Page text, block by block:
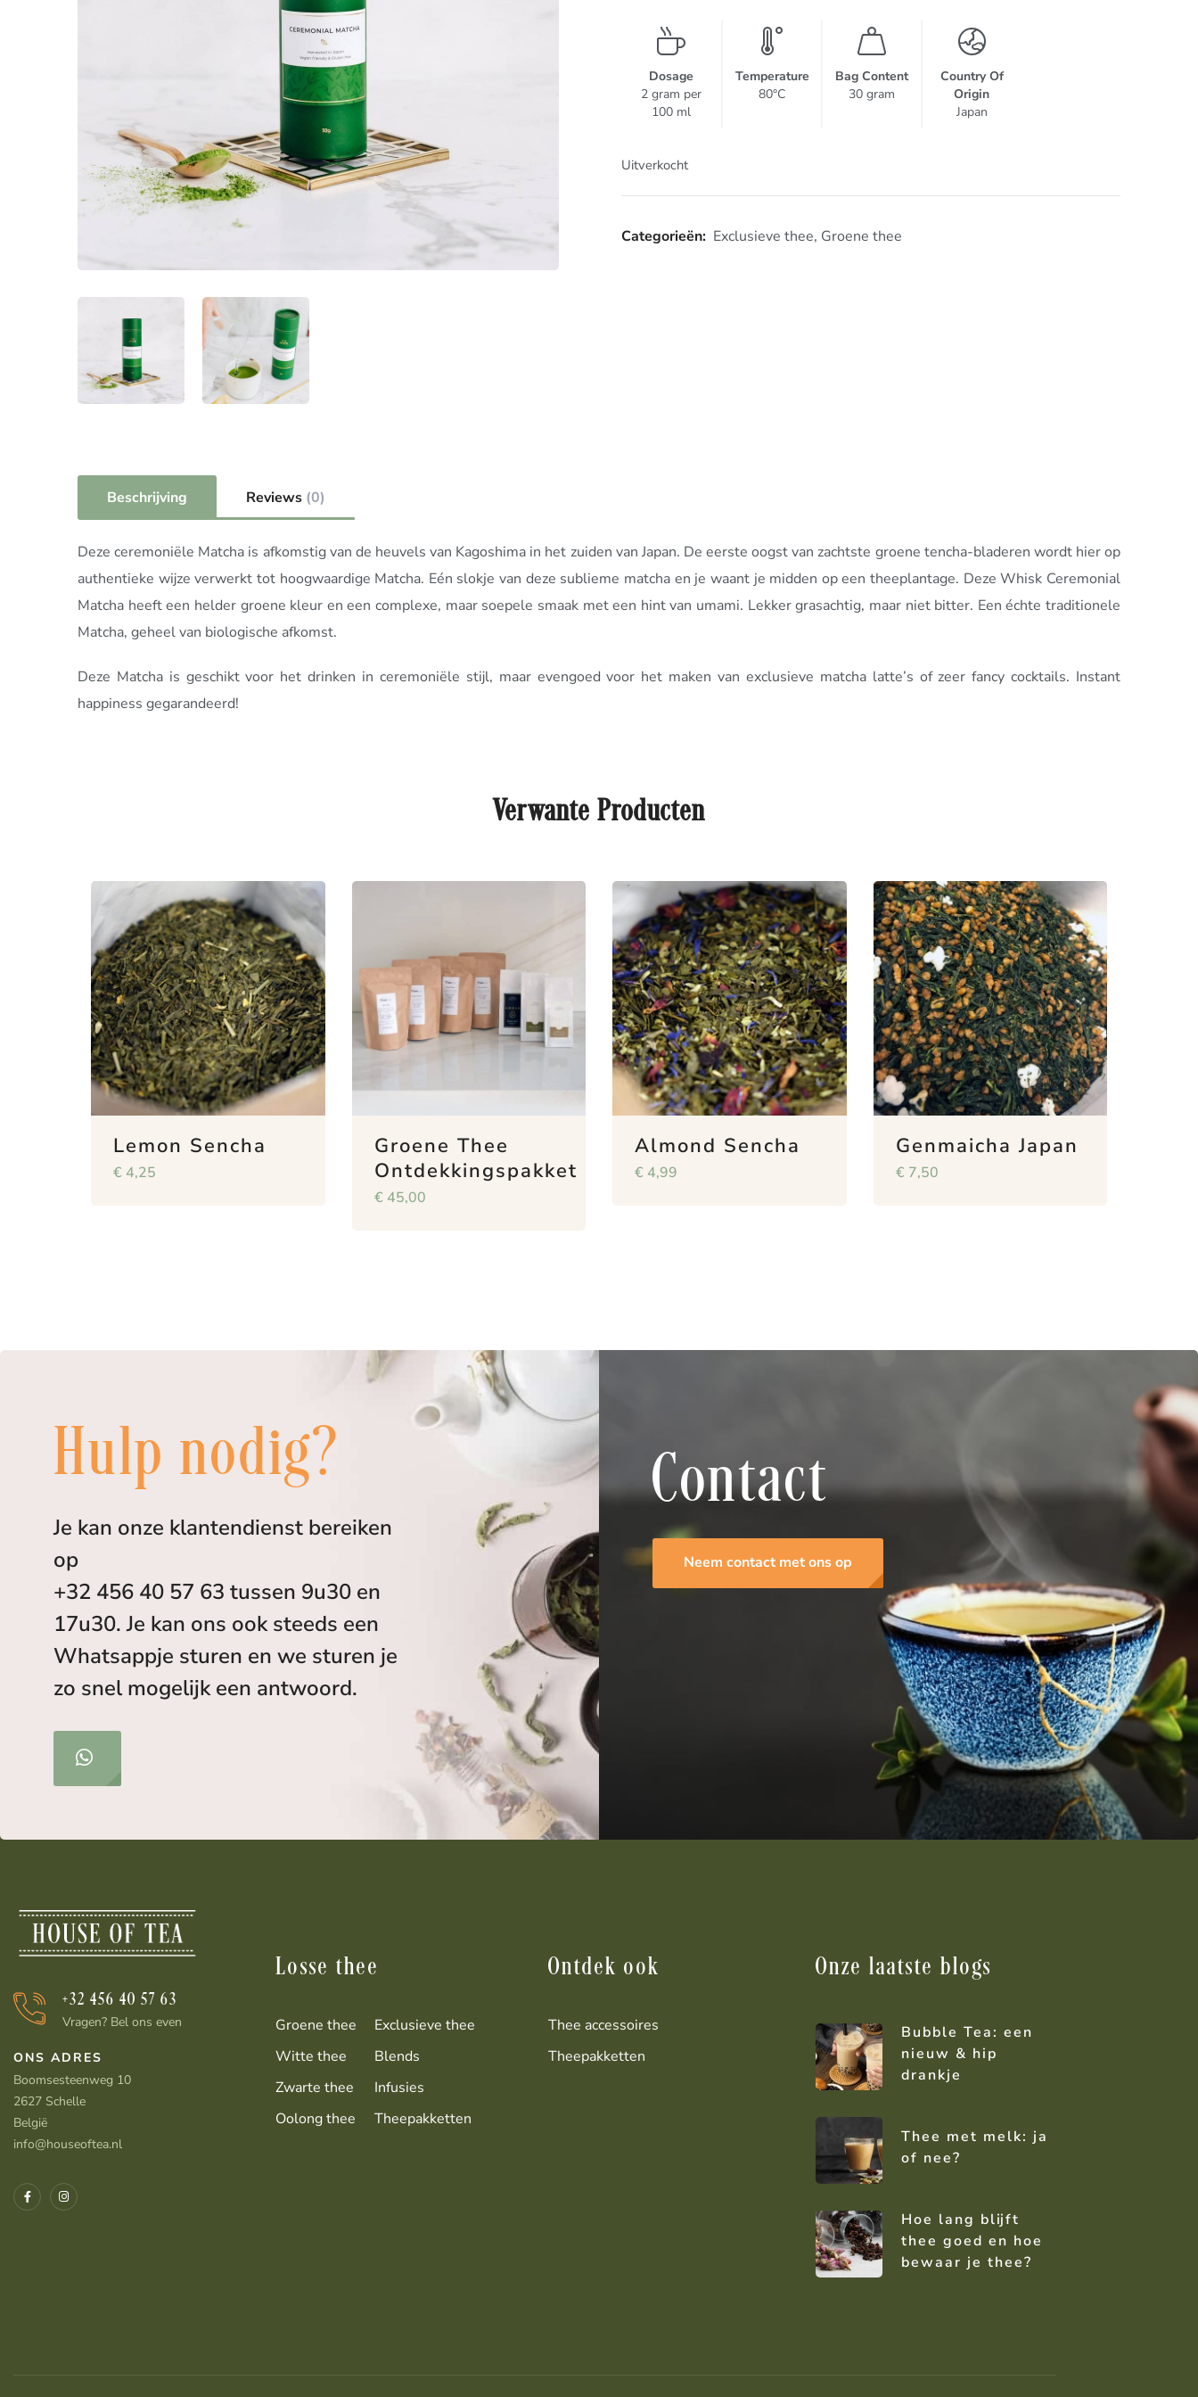
Dosage
2 gram per
100 ml
Temperature
80°C
Bag Content
30 gram
Country Of
Origin
Japan
Categorieën: Exclusieve thee, Groene thee
Uitverkocht
Beschrijving Reviews (0)
Deze ceremoniële Matcha is afkomstig van de heuvels van Kagoshima in het zuiden van Japan. De eerste oogst van zachtste groene tencha-bladeren wordt hier op
authentieke wijze verwerkt tot hoogwaardige Matcha. Eén slokje van deze sublieme matcha en je waant je midden op een theeplantage. Deze Whisk Ceremonial
Matcha heeft een helder groene kleur en een complexe, maar soepele smaak met een hint van umami. Lekker grasachtig, maar niet bitter. Een échte traditionele
Matcha, geheel van biologische afkomst.
Deze Matcha is geschikt voor het drinken in ceremoniële stijl, maar evengoed voor het maken van exclusieve matcha latte’s of zeer fancy cocktails. Instant
happiness gegarandeerd!
Verwante Producten
Lemon Sencha
€ 4,25
Groene Thee
Ontdekkingspakket
€ 45,00
Almond Sencha
€ 4,99
Genmaicha Japan
€ 7,50
Hulp nodig?
Je kan onze klantendienst bereiken
op
+32 456 40 57 63 tussen 9u30 en
17u30. Je kan ons ook steeds een
Whatsappje sturen en we sturen je
zo snel mogelijk een antwoord.
Contact
Neem contact met ons op
+32 456 40 57 63
Vragen? Bel ons even
ONS ADRES
Boomsesteenweg 10
2627 Schelle
België
info@houseoftea.nl
Losse thee
Groene thee
Witte thee
Zwarte thee
Oolong thee
Exclusieve thee
Blends
Infusies
Theepakketten
Ontdek ook
Thee accessoires
Theepakketten
Onze laatste blogs
Bubble Tea: een
nieuw & hip
drankje
Thee met melk: ja
of nee?
Hoe lang blijft
thee goed en hoe
bewaar je thee?